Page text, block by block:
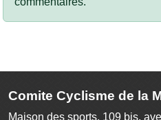
Comite Cyclisme de la
Maison des sports, 109 bis,